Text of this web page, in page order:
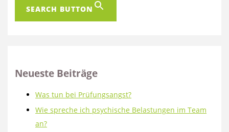
SEARCH BUTTON
Neueste Beiträge
Was tun bei Prüfungsangst?
Wie spreche ich psychische Belastungen im Team
an?